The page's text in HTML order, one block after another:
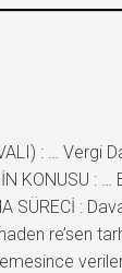
: … Vergi
KONUSU :
SÜRECİ :
re’sen